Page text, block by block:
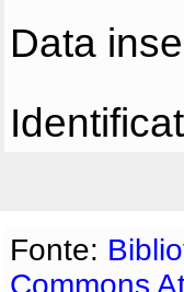
Data
Fonte:
Commons